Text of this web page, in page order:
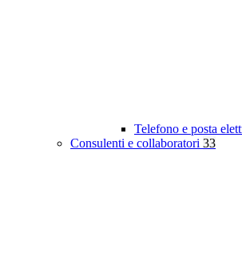
Telefono e posta
Consulenti e collaboratori 33